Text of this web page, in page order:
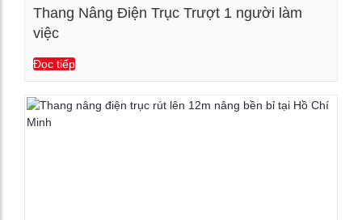
Thang Nâng Điện Trục Trượt 1 người làm
việc
Đọc tiếp